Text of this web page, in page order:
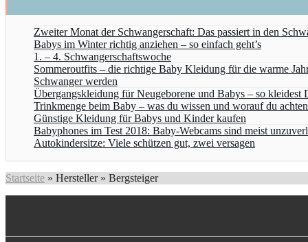
Zweiter Monat der Schwangerschaft: Das passiert in den
Babys im Winter richtig anziehen – so einfach geht’s
1. – 4. Schwangerschaftswoche
Sommeroutfits – die richtige Baby Kleidung für die warme
Schwanger werden
Übergangskleidung für Neugeborene und Babys – so
Trinkmenge beim Baby – was du wissen und worauf du
Günstige Kleidung für Babys und Kinder kaufen
Babyphones im Test 2018: Baby-Webcams sind meist
Autokindersitze: Viele schützen gut, zwei versagen
Startseite » Hersteller» Bergsteiger